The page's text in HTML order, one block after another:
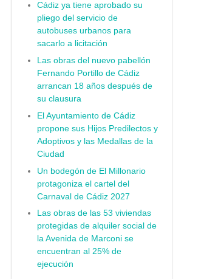
Cádiz ya tiene aprobado su
pliego del servicio de
autobuses urbanos para
sacarlo a licitación
Las obras del nuevo pabellón
Fernando Portillo de Cádiz
arrancan 18 años después de
su clausura
El Ayuntamiento de Cádiz
propone sus Hijos Predilectos y
Adoptivos y las Medallas de la
Ciudad
Un bodegón de El Millonario
protagoniza el cartel del
Carnaval de Cádiz 2027
Las obras de las 53 viviendas
protegidas de alquiler social de
la Avenida de Marconi se
encuentran al 25% de
ejecución